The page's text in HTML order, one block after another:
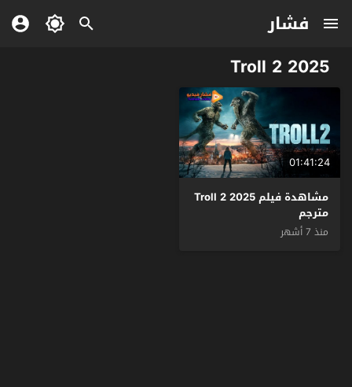
فشار
Troll 2 2025
01:41:24
مشاهدة فيلم Troll 2 2025
مترجم
منذ 7 أشهر